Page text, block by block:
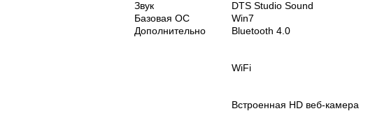
Звук
DTS Studio Sound
Базовая ОС
Win7
Дополнительно
Bluetooth 4.0
WiFi
Встроенная HD веб-камера